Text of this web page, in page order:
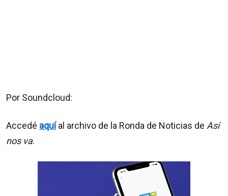
Por Soundcloud:
Accedé aquíal archivo de la Ronda de Noticias de Así
nos va.